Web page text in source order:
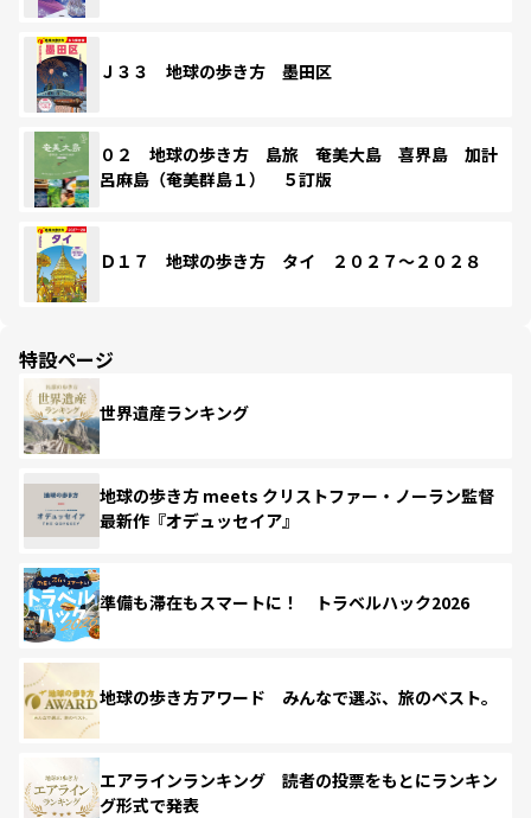
Ｊ３３ 地球の歩き方 墨田区
０２ 地球の歩き方 島旅 奄美大島 喜界島 加計
呂麻島（奄美群島１） ５訂版
Ｄ１７ 地球の歩き方 タイ ２０２７～２０２８
特設ページ
世界遺産ランキング
地球の歩き方 meets クリストファー・ノーラン監督
最新作『オデュッセイア』
準備も滞在もスマートに！ トラベルハック2026
地球の歩き方アワード みんなで選ぶ、旅のベスト。
エアラインランキング 読者の投票をもとにランキン
グ形式で発表